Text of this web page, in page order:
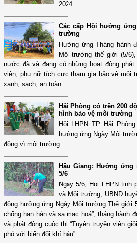
2024
Các cấp Hội hưởng
trường
Hưởng ứng Tháng hành
Môi trường thế giới (5/
nước đã và đang có những hoạt động
viên, phụ nữ tích cực tham gia bảo vệ môi
xanh, sạch, an toàn.
Hải Phòng có trên 200
hình bảo vệ môi trường
Hội LHPN TP Hải
hưởng ứng Ngày Môi
động vì môi trường.
Hậu Giang: Hưởng
5/6
Ngày 5/6, Hội LHPN tỉnh
và Môi trường, UBND
động hưởng ứng Ngày Môi trường Thế giới
chống hạn hán và sa mạc hoá”; tháng hành
và phát động cuộc thi “Tuyên truyền viên
phó với biến đổi khí hậu”.